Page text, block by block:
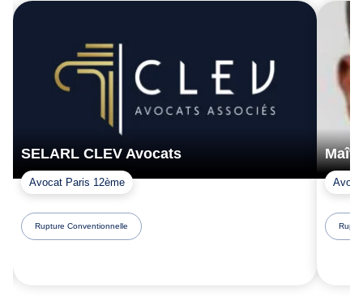
SELARL CLEV Avocats
Avocat Paris 12ème
Rupture Conventionnelle